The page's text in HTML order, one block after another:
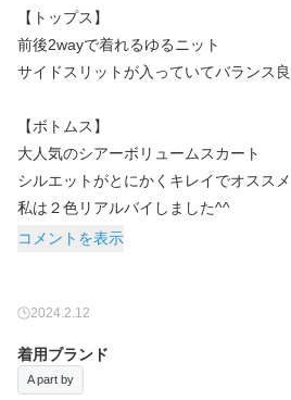
【トップス】
前後2wayで着れるゆるニット
サイドスリットが入っていてバランス
【ボトムス】
大人気のシアーボリュームスカート
シルエットがとにかくキレイでオスス
私は２色リアルバイしました^^
コメントを表示
2024.2.12
着用ブランド
A part by